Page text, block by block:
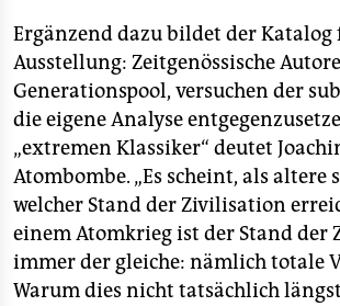
Ergänzend dazu bildet der Katalog
Ausstellung: Zeitgenössische
Generationspool, versuchen der
die eigene Analyse
„extremen Klassiker“ deutet
Atombombe. „Es scheint, als altere
welcher Stand der Zivilisation
einem Atomkrieg ist der Stand der
immer der gleiche: nämlich totale
Warum dies nicht tatsächlich